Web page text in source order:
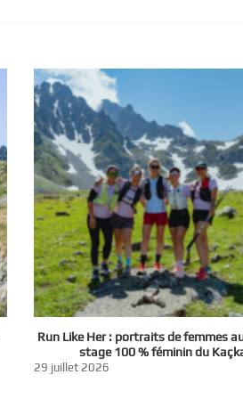
Run Like Her : portraits de femmes
stage 100 % féminin du
29 juillet 2026